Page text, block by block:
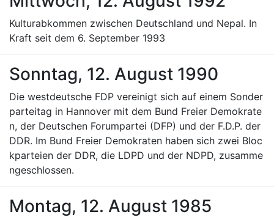
Kulturabkommen zwischen Deutschland und Nepal. In
Kraft seit dem 6. September 1993
Sonntag, 12. August 1990
Die westdeutsche FDP vereinigt sich auf einem Sonder
parteitag in Hannover mit dem Bund Freier Demokrate
n, der Deutschen Forumpartei (DFP) und der F.D.P. der
DDR. Im Bund Freier Demokraten haben sich zwei Bloc
kparteien der DDR, die LDPD und der NDPD, zusamme
ngeschlossen.
Montag, 12. August 1985